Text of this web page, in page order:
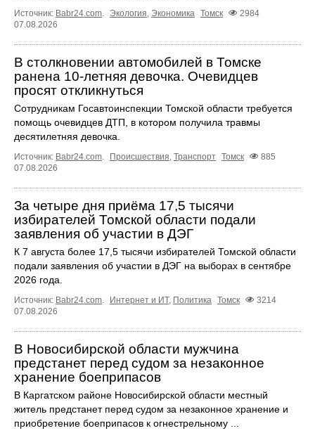
Источник: Babr24.com. Экология, Экономика Томск
2984
07.08.2026
В столкновении автомобилей в Томске
ранена 10-летняя девочка. Очевидцев
просят откликнуться
Сотрудникам Госавтоинспекции Томской области требуется
помощь очевидцев ДТП, в котором получила травмы
десятилетняя девочка.
Источник: Babr24.com. Происшествия, Транспорт Томск
885
07.08.2026
За четыре дня приёма 17,5 тысячи
избирателей Томской области подали
заявления об участии в ДЭГ
К 7 августа более 17,5 тысячи избирателей Томской области
подали заявления об участии в ДЭГ на выборах в сентябре
2026 года.
Источник: Babr24.com. Интернет и ИТ, Политика Томск
3214
07.08.2026
В Новосибирской области мужчина
предстанет перед судом за незаконное
хранение боеприпасов
В Каргатском районе Новосибирской области местный
житель предстанет перед судом за незаконное хранение и
приобретение боеприпасов к огнестрельному ...